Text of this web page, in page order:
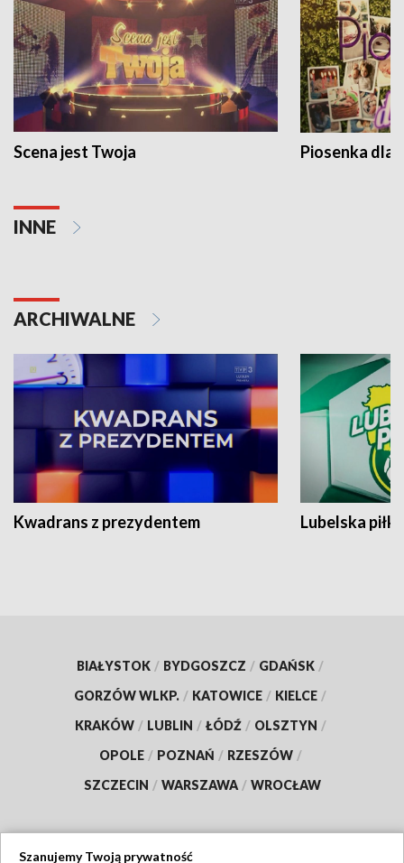
Scena jest Twoja Piosenka dla
INNE
ARCHIWALNE
Kwadrans z prezydentem Lubelska piłka
BIAŁYSTOK / BYDGOSZCZ / GDAŃSK /
GORZÓW WLKP. / KATOWICE / KIELCE /
KRAKÓW / LUBLIN / ŁÓDŹ / OLSZTYN /
OPOLE / POZNAŃ / RZESZÓW /
SZCZECIN / WARSZAWA / WROCŁAW
Szanujemy Twoją prywatność